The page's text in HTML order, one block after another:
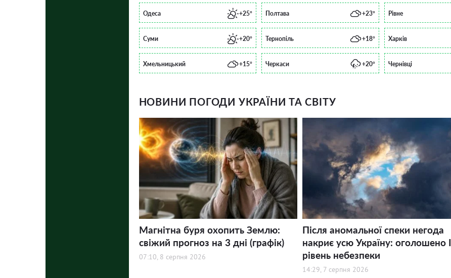
Одеса +25° Полтава +23° Рівне
Суми +20° Тернопіль +18° Харків
Хмельницький +15° Черкаси +20° Чернівці
НОВИНИ ПОГОДИ УКРАЇНИ ТА СВІТУ
Магнітна буря охопить Землю:
свіжий прогноз на 3 дні (графік)
07:10, 8 серпня 2026
Після аномальної спеки негода
накриє усю Україну: оголошено І
рівень небезпеки
14:29, 7 серпня 2026